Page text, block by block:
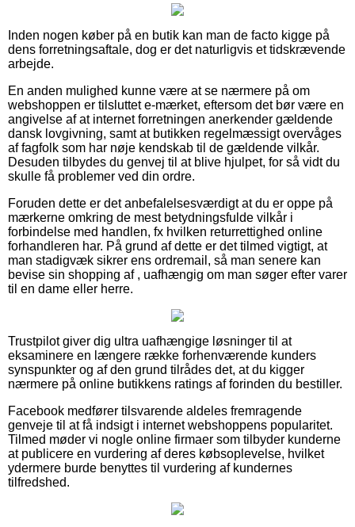
Inden nogen køber på en butik kan man de facto kigge på
dens forretningsaftale, dog er det naturligvis et tidskrævende
arbejde.
En anden mulighed kunne være at se nærmere på om
webshoppen er tilsluttet e-mærket, eftersom det bør være en
angivelse af at internet forretningen anerkender gældende
dansk lovgivning, samt at butikken regelmæssigt overvåges
af fagfolk som har nøje kendskab til de gældende vilkår.
Desuden tilbydes du genvej til at blive hjulpet, for så vidt du
skulle få problemer ved din ordre.
Foruden dette er det anbefalelsesværdigt at du er oppe på
mærkerne omkring de mest betydningsfulde vilkår i
forbindelse med handlen, fx hvilken returrettighed online
forhandleren har. På grund af dette er det tilmed vigtigt, at
man stadigvæk sikrer ens ordremail, så man senere kan
bevise sin shopping af , uafhængig om man søger efter varer
til en dame eller herre.
Trustpilot giver dig ultra uafhængige løsninger til at
eksaminere en længere række forhenværende kunders
synspunkter og af den grund tilrådes det, at du kigger
nærmere på online butikkens ratings af forinden du bestiller.
Facebook medfører tilsvarende aldeles fremragende
genveje til at få indsigt i internet webshoppens popularitet.
Tilmed møder vi nogle online firmaer som tilbyder kunderne
at publicere en vurdering af deres købsoplevelse, hvilket
ydermere burde benyttes til vurdering af kundernes
tilfredshed.